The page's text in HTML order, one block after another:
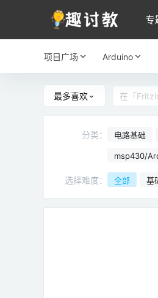
专
项目广场 Arduino
最多喜欢
分类： 电路基础
msp430/
o
选择难度： 全部 基